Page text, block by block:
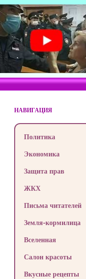
НАВИГАЦИЯ
Политика
Экономика
Защита прав
ЖКХ
Письма читателей
Земля-кормилица
Вселенная
Салон красоты
Вкусные рецепты